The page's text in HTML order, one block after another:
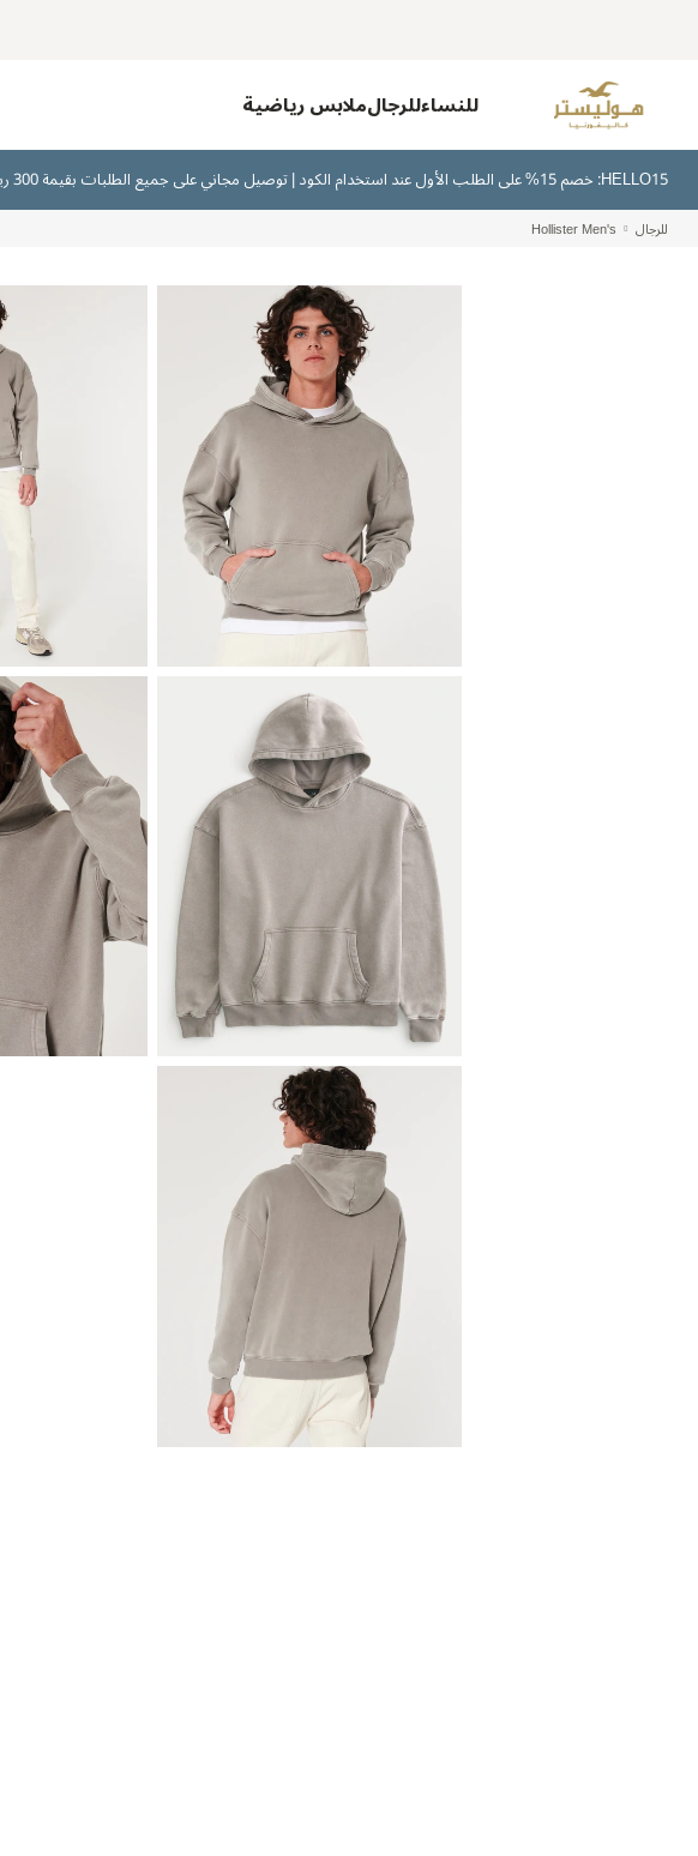
للنساءللرجالملابس رياضية
HELLO15: خصم 15% على الطلب الأول عند استخدام الكود | توصيل مجاني على جميع الطلبات بقيمة 300 ريال سعودي أو أكثر | اشترِ الآن وادفع لاحقًا عبر تابي وتمارا
للرجال Hollister Men's